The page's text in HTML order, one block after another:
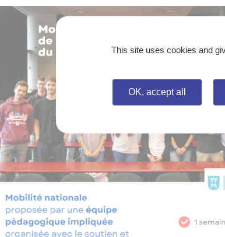
This site uses cookies and
OK, accept all